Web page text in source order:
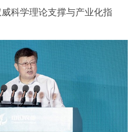
科学理论支撑与产业化指